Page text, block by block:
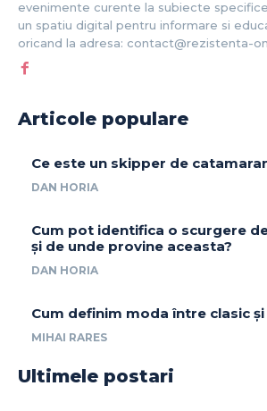
evenimente curente la subiecte
un spatiu digital pentru informare si
oricand la adresa: contact@rezistenta-
Articole populare
Ce este un skipper de
DAN HORIA
Cum pot identifica o scurgere
și de unde provine aceasta?
DAN HORIA
Cum definim moda între clasic
MIHAI RARES
Ultimele postari